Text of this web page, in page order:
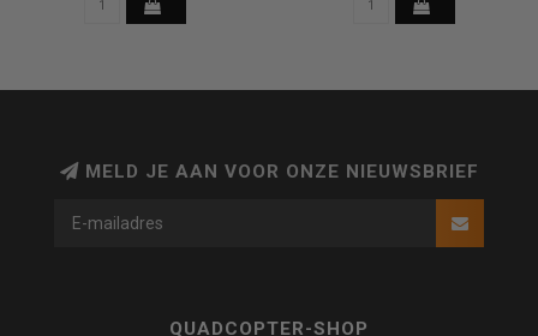
MELD JE AAN VOOR ONZE NIEUWSBRIEF
QUADCOPTER-SHOP